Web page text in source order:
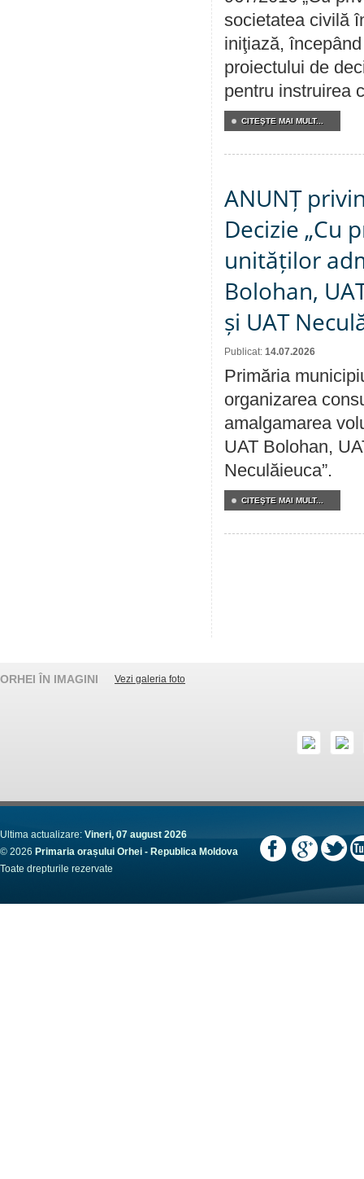
societatea civilă
iniţiază,
proiectului de
pentru instruirea
CITEŞTE MAI MULT...
ANUNȚ
Decizie „Cu
unităților
Bolohan,
și UAT
Publicat: 14.07.2026
Primăria
organizarea
amalgamarea
UAT Bolohan,
Neculăieuca”.
CITEŞTE MAI MULT...
ORHEI ÎN IMAGINI Vezi galeria foto
Ultima actualizare: Vineri, 07 august 2026
© 2026 Primaria orașului Orhei - Republica Moldova
Toate drepturile rezervate